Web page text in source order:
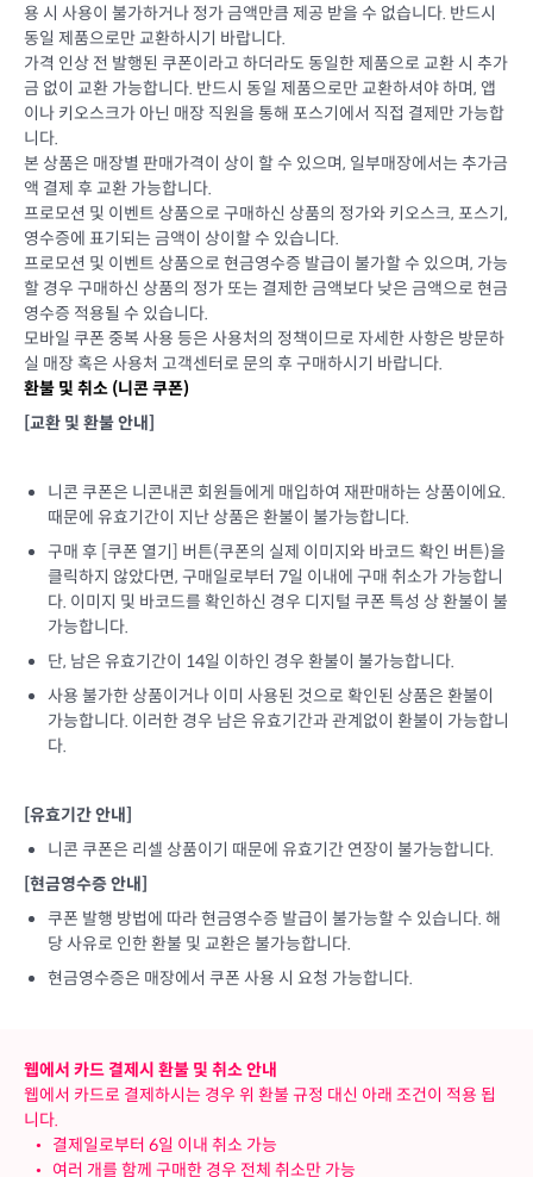
용 시 사용이 불가하거나 정가 금액만큼 제공 받을 수 없습니다. 반드시
동일 제품으로만 교환하시기 바랍니다.
가격 인상 전 발행된 쿠폰이라고 하더라도 동일한 제품으로 교환 시 추가
금 없이 교환 가능합니다. 반드시 동일 제품으로만 교환하셔야 하며, 앱
이나 키오스크가 아닌 매장 직원을 통해 포스기에서 직접 결제만 가능합
니다.
본 상품은 매장별 판매가격이 상이 할 수 있으며, 일부매장에서는 추가금
액 결제 후 교환 가능합니다.
프로모션 및 이벤트 상품으로 구매하신 상품의 정가와 키오스크, 포스기,
영수증에 표기되는 금액이 상이할 수 있습니다.
프로모션 및 이벤트 상품으로 현금영수증 발급이 불가할 수 있으며, 가능
할 경우 구매하신 상품의 정가 또는 결제한 금액보다 낮은 금액으로 현금
영수증 적용될 수 있습니다.
모바일 쿠폰 중복 사용 등은 사용처의 정책이므로 자세한 사항은 방문하
실 매장 혹은 사용처 고객센터로 문의 후 구매하시기 바랍니다.
환불 및 취소 (니콘 쿠폰)
[교환 및 환불 안내]
니콘 쿠폰은 니콘내콘 회원들에게 매입하여 재판매하는 상품이에요.
때문에 유효기간이 지난 상품은 환불이 불가능합니다.
구매 후 [쿠폰 열기] 버튼(쿠폰의 실제 이미지와 바코드 확인 버튼)을
클릭하지 않았다면, 구매일로부터 7일 이내에 구매 취소가 가능합니
다. 이미지 및 바코드를 확인하신 경우 디지털 쿠폰 특성 상 환불이 불
가능합니다.
단, 남은 유효기간이 14일 이하인 경우 환불이 불가능합니다.
사용 불가한 상품이거나 이미 사용된 것으로 확인된 상품은 환불이
가능합니다. 이러한 경우 남은 유효기간과 관계없이 환불이 가능합니
다.
[유효기간 안내]
니콘 쿠폰은 리셀 상품이기 때문에 유효기간 연장이 불가능합니다.
[현금영수증 안내]
쿠폰 발행 방법에 따라 현금영수증 발급이 불가능할 수 있습니다. 해
당 사유로 인한 환불 및 교환은 불가능합니다.
현금영수증은 매장에서 쿠폰 사용 시 요청 가능합니다.
웹에서 카드 결제시 환불 및 취소 안내
웹에서 카드로 결제하시는 경우 위 환불 규정 대신 아래 조건이 적용 됩
니다.
•
결제일로부터 6일 이내 취소 가능
•
여러 개를 함께 구매한 경우 전체 취소만 가능